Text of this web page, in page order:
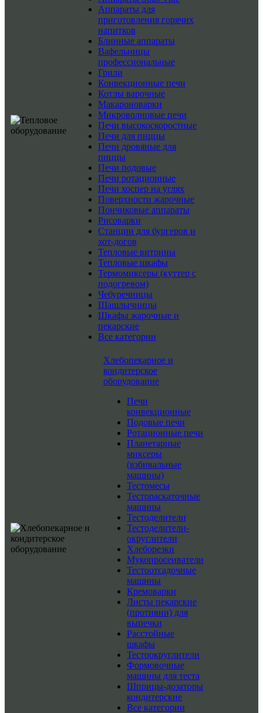
Аппараты для
приготовления горячих
напитков
Блинные аппараты
Вафельницы
профессиональные
Грили
Конвекционные печи
Котлы варочные
Макароноварки
Микроволновые печи
Печи высокоскоростные
Печи для пиццы
Печи дровяные для
пиццы
Печи подовые
Печи ротационные
Печи хоспер на углях
Поверхности жарочные
Пончиковые аппараты
Рисоварки
Станции для бургеров и
хот-догов
Тепловые витрины
Тепловые шкафы
Термомиксеры (куттер с
подогревом)
Чебуречницы
Шашлычницы
Шкафы жарочные и
пекарские
Все категории
Хлебопекарное и
кондитерское
оборудование
Печи
конвекционные
Подовые печи
Ротационные печи
Планетарные
миксеры
(взбивальные
машины)
Тестомесы
Тестораскаточные
машины
Тестоделители
Тестоделители-
округлители
Хлеборезки
Мукопросеиватели
Тестоотсадочные
машины
Кремоварки
Листы пекарские
(противни) для
выпечки
Расстойные
шкафы
Тестоокруглители
Формовочные
машины для теста
Шприцы-дозаторы
кондитерские
Все категории